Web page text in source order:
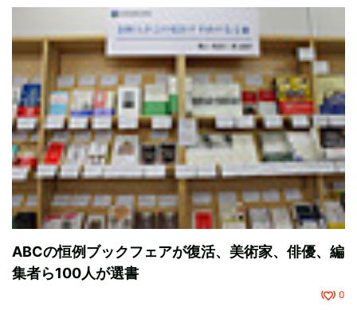
ABCの恒例ブックフェアが復活、美術家、俳優、編
集者ら100人が選書
0